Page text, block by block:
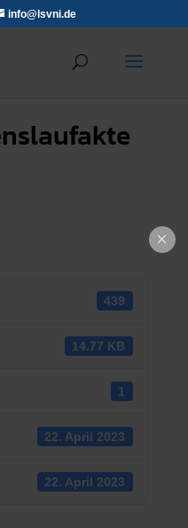
info@lsvni.de
439
14.77 KB
1
22. April 2023
22. April 2023